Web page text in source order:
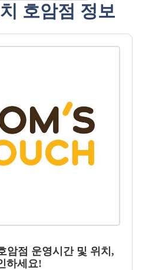
호암점 정보
암점 운영시간 및 위치,
하세요!